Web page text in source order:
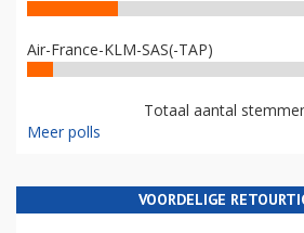
Air-France-KLM-SAS(-TAP)
Totaal aantal
Meer polls
VOORDELIGE